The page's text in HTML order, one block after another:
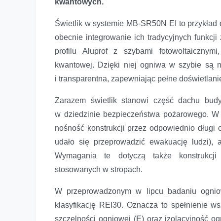
Świetlik w systemie MB-SR50N EI to
obecnie integrowanie ich tradycyjnych
profilu Aluprof z szybami
kwantowej. Dzięki niej ogniwa w szybie są
i transparentna, zapewniając pełne
Zarazem świetlik stanowi część dachu
w dziedzinie bezpieczeństwa pożarowego.
nośność konstrukcji przez odpowiednio długi
udało się przeprowadzić ewakuację ludzi),
Wymagania te dotyczą także konstrukcji
stosowanych w stropach.
W przeprowadzonym w lipcu badaniu
klasyfikację REI30. Oznacza to spełnienie
szczelności ogniowej (E) oraz izolacyjność